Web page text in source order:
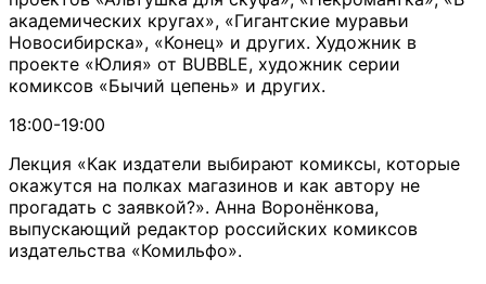
академических кругах», «Гигантские муравьи
Новосибирска», «Конец» и других. Художник в
проекте «Юлия» от BUBBLE, художник серии
комиксов «Бычий цепень» и других.
18:00-19:00
Лекция «Как издатели выбирают комиксы, которые
окажутся на полках магазинов и как автору не
прогадать с заявкой?». Анна Воронёнкова,
выпускающий редактор российских комиксов
издательства «Комильфо».